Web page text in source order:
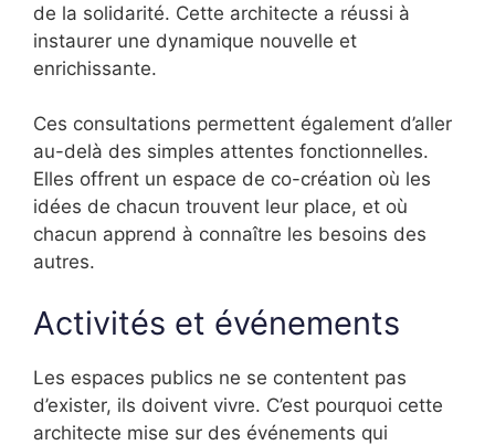
de la solidarité. Cette architecte a réussi à
instaurer une dynamique nouvelle et
enrichissante.
Ces consultations permettent également d’aller
au-delà des simples attentes fonctionnelles.
Elles offrent un espace de co-création où les
idées de chacun trouvent leur place, et où
chacun apprend à connaître les besoins des
autres.
Activités et événements
Les espaces publics ne se contentent pas
d’exister, ils doivent vivre. C’est pourquoi cette
architecte mise sur des événements qui